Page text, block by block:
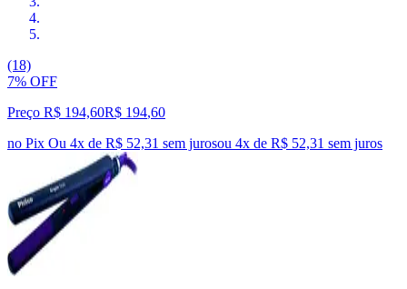
(18)
7% OFF
Preço R$ 194,60R$ 194,60
no Pix Ou 4x de R$ 52,31 sem jurosou 4x de R$ 52,31 sem juros